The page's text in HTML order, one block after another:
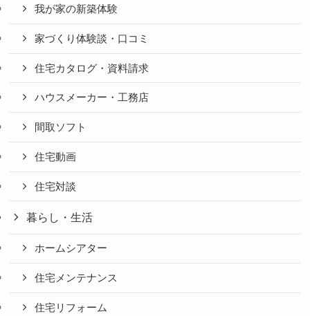
我が家の新築体験
家づくり体験談・口コミ
住宅カタログ・資料請求
ハウスメーカー・工務店
間取ソフト
住宅動画
住宅対談
暮らし・生活
ホームシアター
住宅メンテナンス
住宅リフォーム